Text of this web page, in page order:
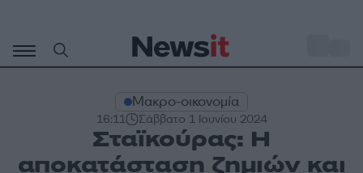
περιεχόμενο
Μακρο-οικονομία
16:11 Σάββατο 1 Ιουνίου 2024
Σταϊκούρας: Η
αποκατάσταση ζημιών και